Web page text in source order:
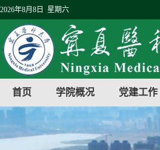
2026年8月8日 星期六
首页 学院概况 党建工作